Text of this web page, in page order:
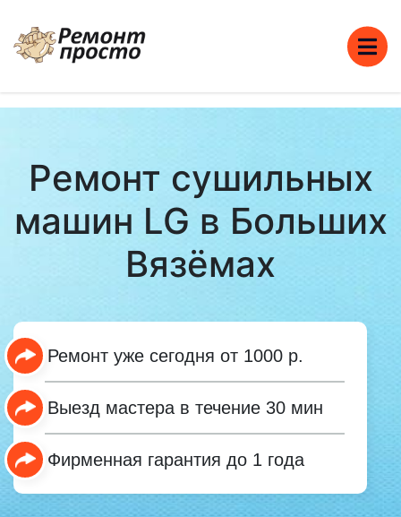
Ремонт сушильных
машин LG в Больших
Вязёмах
Ремонт уже сегодня от 1000 р.
Выезд мастера в течение 30 мин
Фирменная гарантия до 1 года